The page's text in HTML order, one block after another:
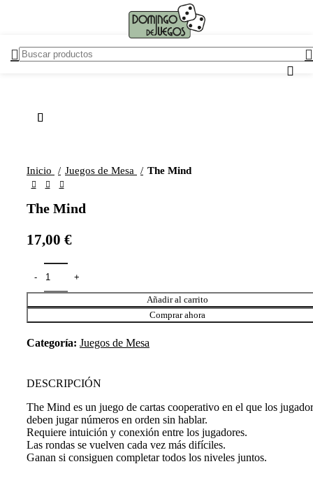
Inicio Juegos de Mesa The Mind
The Mind
17,00 €
Añadir al carrito
Comprar ahora
Categoría: Juegos de Mesa
DESCRIPCIÓN
The Mind es un juego de cartas cooperativo en el que los
deben jugar números en orden sin hablar.
Requiere intuición y conexión entre los jugadores.
Las rondas se vuelven cada vez más difíciles.
Ganan si consiguen completar todos los niveles juntos.